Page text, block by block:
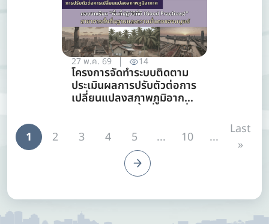
27 พ.ค. 69 14
โครงการจัดทำระบบติดตาม
ประเมินผลการปรับตัวต่อการ
เปลี่ยนแปลงสภาพภูมิอากาศ
การตั้งถิ่นฐานและความ
มั่นคงของมนุษย์
1 2 3 4 5 ... 10 ...
Last
»